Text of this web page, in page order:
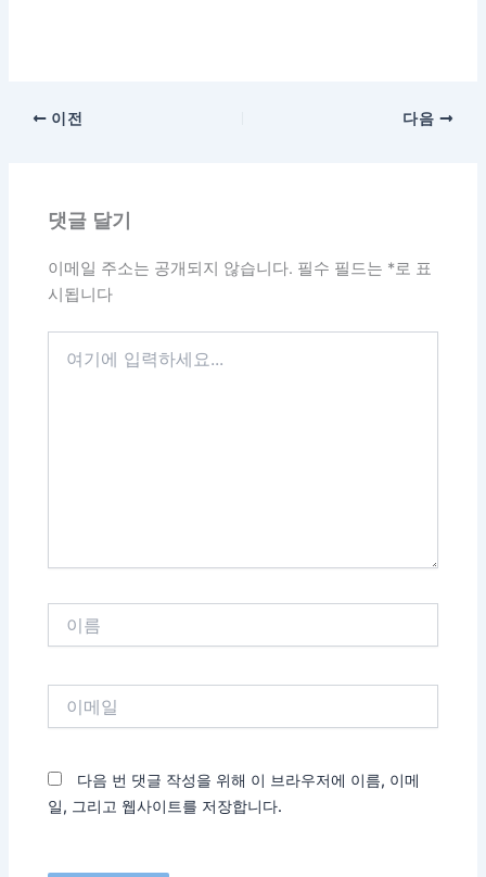
이전 다음
댓글 달기
이메일 주소는 공개되지 않습니다. 필수 필드는 *로 표
시됩니다
다음 번 댓글 작성을 위해 이 브라우저에 이름, 이메
일, 그리고 웹사이트를 저장합니다.